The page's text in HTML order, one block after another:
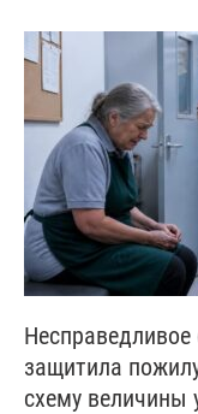
защитила
схему величины